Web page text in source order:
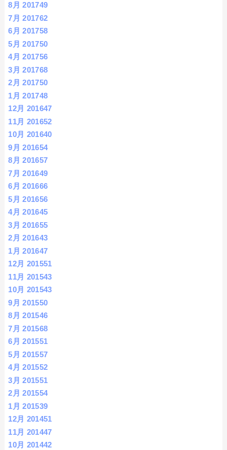
8月 201749
7月 201762
6月 201758
5月 201750
4月 201756
3月 201768
2月 201750
1月 201748
12月 201647
11月 201652
10月 201640
9月 201654
8月 201657
7月 201649
6月 201666
5月 201656
4月 201645
3月 201655
2月 201643
1月 201647
12月 201551
11月 201543
10月 201543
9月 201550
8月 201546
7月 201568
6月 201551
5月 201557
4月 201552
3月 201551
2月 201554
1月 201539
12月 201451
11月 201447
10月 201442